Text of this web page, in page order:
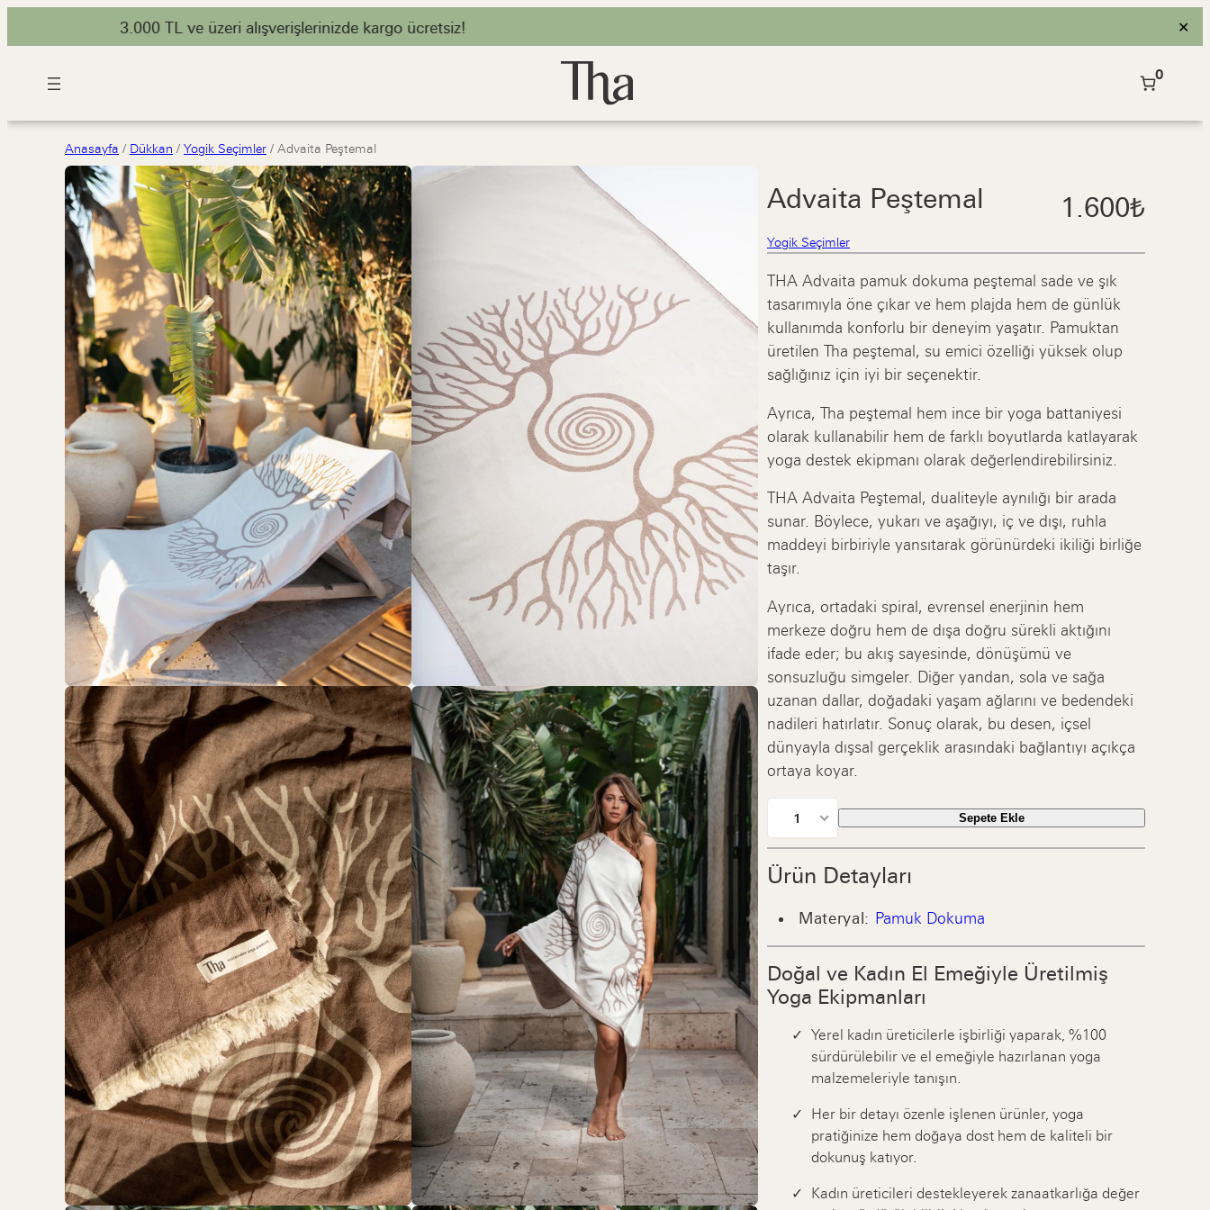
✕
0
Anasayfa / Dükkan / Yogik Seçimler / Advaita Peştemal
Advaita Peştemal
Yogik Seçimler
1.600₺
THA Advaita pamuk dokuma peştemal sade ve şık
tasarımıyla öne çıkar ve hem plajda hem de günlük
kullanımda konforlu bir deneyim yaşatır. Pamuktan
üretilen Tha peştemal, su emici özelliği yüksek olup
sağlığınız için iyi bir seçenektir.
Ayrıca, Tha peştemal hem ince bir yoga battaniyesi
olarak kullanabilir hem de farklı boyutlarda katlayarak
yoga destek ekipmanı olarak değerlendirebilirsiniz.
THA Advaita Peştemal, dualiteyle aynılığı bir arada
sunar. Böylece, yukarı ve aşağıyı, iç ve dışı, ruhla
maddeyi birbiriyle yansıtarak görünürdeki ikiliği birliğe
taşır.
Ayrıca, ortadaki spiral, evrensel enerjinin hem
merkeze doğru hem de dışa doğru sürekli aktığını
ifade eder; bu akış sayesinde, dönüşümü ve
sonsuzluğu simgeler. Diğer yandan, sola ve sağa
uzanan dallar, doğadaki yaşam ağlarını ve bedendeki
nadileri hatırlatır. Sonuç olarak, bu desen, içsel
dünyayla dışsal gerçeklik arasındaki bağlantıyı açıkça
ortaya koyar.
1 Sepete Ekle
Ürün Detayları
Materyal: Pamuk Dokuma
Doğal ve Kadın El Emeğiyle Üretilmiş
Yoga Ekipmanları
Yerel kadın üreticilerle işbirliği yaparak, %100
sürdürülebilir ve el emeğiyle hazırlanan yoga
malzemeleriyle tanışın.
Her bir detayı özenle işlenen ürünler, yoga
pratiğinize hem doğaya dost hem de kaliteli bir
dokunuş katıyor.
Kadın üreticileri destekleyerek zanaatkarlığa değer